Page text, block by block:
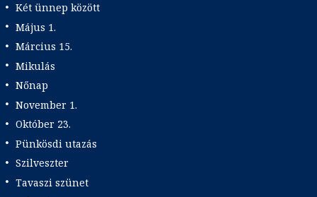
Két ünnep között
Május 1.
Március 15.
Mikulás
Nőnap
November 1.
Október 23.
Pünkösdi utazás
Szilveszter
Tavaszi szünet